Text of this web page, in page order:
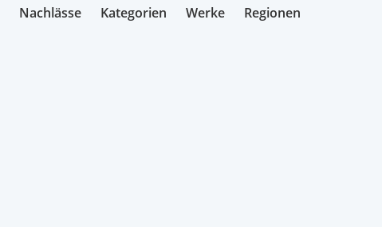
Nachlässe Kategorien Werke Regionen